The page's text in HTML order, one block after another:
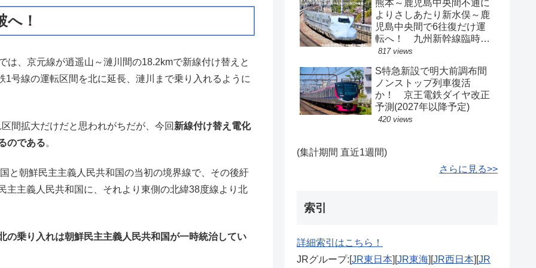
！
、京元線が逍遥山～漣川間の18.2kmで新線付け替えと
号線の運転区間を北に延長、漣川まで乗り入れるように
間拡大だけだと思われがちだが、今回 新線付け替え電化
のである。
と朝鮮民主主義人民共和国の当初の境界線で、その後紆
主義人民共和国に、それより東側の北緯38度線より北
の乗り入れは朝鮮民主主義人民共和国が一時統治してい
熊本～鹿児島中央間不通に
よりさしあたり新水俣～鹿
児島中央間で6往復だけ運
転へ！ 九州新幹線臨時ダ
イヤ運転(2026年8月)
817 views
S特急新設で明大前調布間
ノンストップ列車復活
か！ 京王電鉄ダイヤ改正
予測(2027年以降予定)
420 views
(集計期間 直近1週間)
さらに見る>>
索引
詳細索引はこちら！
JRグループ:[JR東日本][JR東海][JR西日本][JR